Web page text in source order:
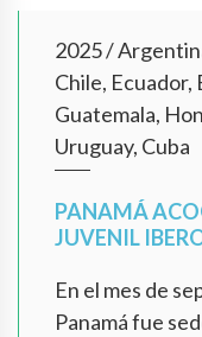
2025/
Chile, Ecuador,
Guatemala,
Uruguay, Cuba
PANAMÁ
JUVENIL
En el mes de
Panamá fue